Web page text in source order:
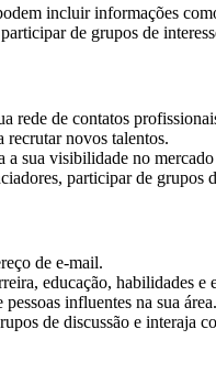
incluir informações
de grupos de
rede de contatos
novos talentos.
sua visibilidade no
participar de grupos
de e-mail.
educação, habilidades e
influentes na sua área.
de discussão e interaja